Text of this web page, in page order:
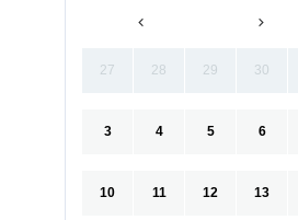
27 28 29 30
3 4 5 6
10 11 12 13